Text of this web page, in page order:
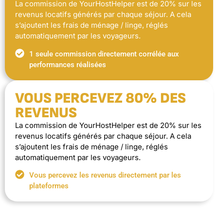
La commission de YourHostHelper est de 20% sur les
revenus locatifs générés par chaque séjour. A cela
s’ajoutent les frais de ménage / linge, réglés
automatiquement par les voyageurs.
1 seule commission directement corrélée aux
performances réalisées
VOUS PERCEVEZ 80% DES
REVENUS
La commission de YourHostHelper est de 20% sur les
revenus locatifs générés par chaque séjour. A cela
s’ajoutent les frais de ménage / linge, réglés
automatiquement par les voyageurs.
Vous percevez les revenus directement par les
plateformes